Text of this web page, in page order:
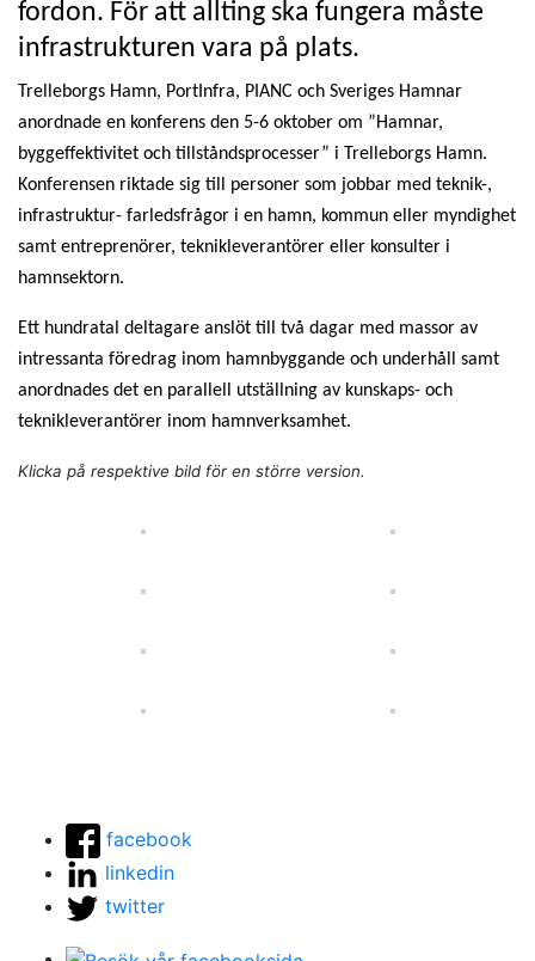
fordon. För att allting ska fungera måste
infrastrukturen vara på plats.
Trelleborgs Hamn, PortInfra, PIANC och Sveriges Hamnar
anordnade en konferens den 5-6 oktober om ”Hamnar,
byggeffektivitet och tillståndsprocesser” i Trelleborgs Hamn.
Konferensen riktade sig till personer som jobbar med teknik-,
infrastruktur- farledsfrågor i en hamn, kommun eller myndighet
samt entreprenörer, teknikleverantörer eller konsulter i
hamnsektorn.
Ett hundratal deltagare anslöt till två dagar med massor av
intressanta föredrag inom hamnbyggande och underhåll samt
anordnades det en parallell utställning av kunskaps- och
teknikleverantörer inom hamnverksamhet.
Klicka på respektive bild för en större version.
facebook
linkedin
twitter